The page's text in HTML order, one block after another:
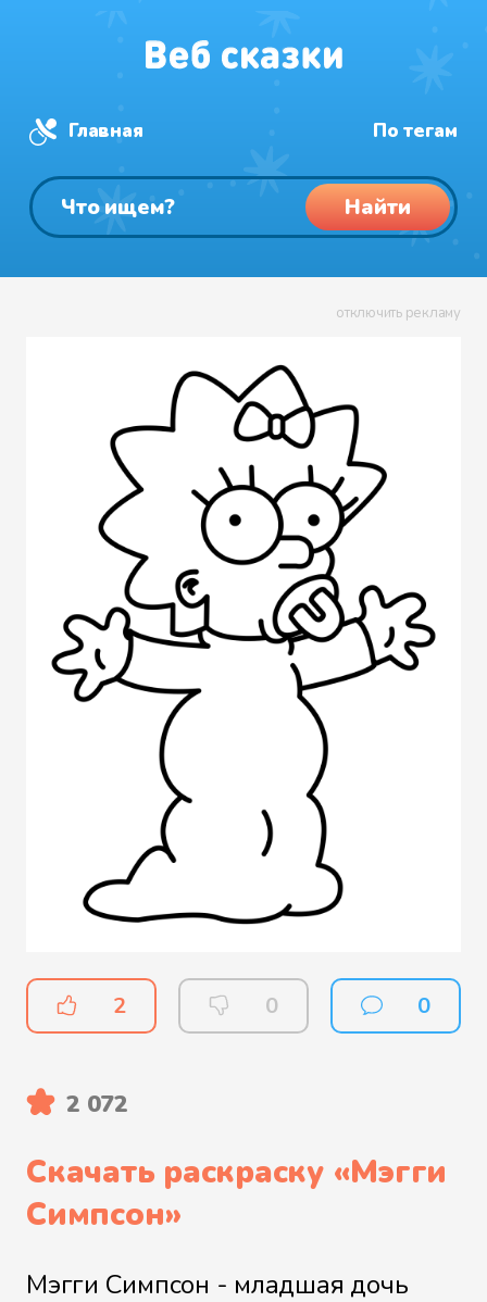
Главная По тегам
Найти
отключить рекламу
2 0 0
2 072
Скачать раскраску «Мэгги
Симпсон»
Мэгги Симпсон - младшая дочь